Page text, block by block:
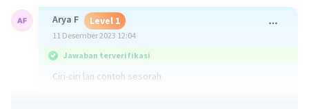
Arya F Level 1
11 Desember 2023 12:04
Jawaban terverifikasi
Ciri-ciri lan contoh sesorah